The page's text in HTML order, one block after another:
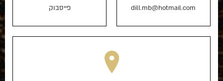
dill.mb@hotmail.com פייסבוק